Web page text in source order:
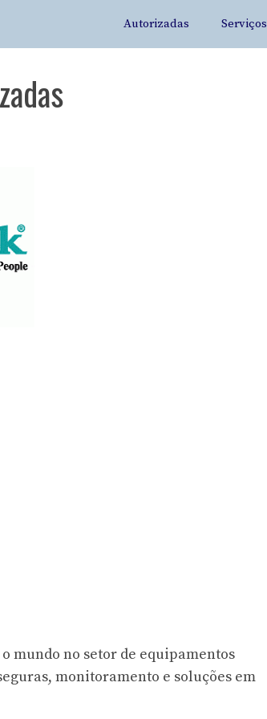
Autorizadas Serviços
mundo no setor de equipamentos
monitoramento e soluções em